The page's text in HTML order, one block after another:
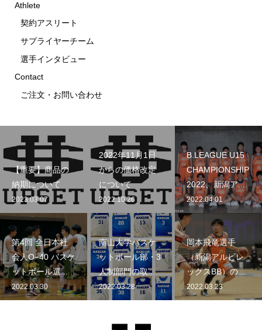
Athlete
契約アスリート
サプライヤーチーム
選手インタビュー
Contact
ご注文・お問い合わせ
【重要】商品の
納期について
2023.03.07
2022年11月1日
からの価格改定
について
2022.10.26
B.LEAGUE U15
CHAMPIONSHIP
2022、新潟ア...
2022.04.01
第4回 全日本社
会人O−40 バスケ
ットボール選...
2022.03.30
南山大学バスケ
ットボール部・3
人制部門の取...
2022.03.28
岡本飛竜選手
（新潟アルビレ
ックスBB）の...
2022.03.23